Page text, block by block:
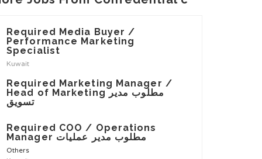
Required Media Buyer /
Performance Marketing
Specialist
Kuwait
Required Marketing Manager /
Head of Marketing مطلوب مدير
تسويق
Required COO / Operations
Manager مطلوب مدير عمليات
Others